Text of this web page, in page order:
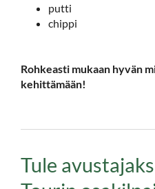
putti
chippi
Rohkeasti mukaan hyvän
kehittämään!
Tule